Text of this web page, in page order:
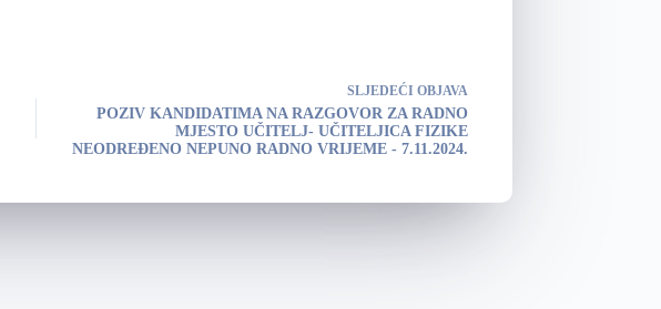
SLJEDEĆI OBJAVA
POZIV KANDIDATIMA NA RAZGOVOR ZA RADNO
MJESTO UČITELJ- UČITELJICA FIZIKE
NEODREĐENO NEPUNO RADNO VRIJEME - 7.11.2024.